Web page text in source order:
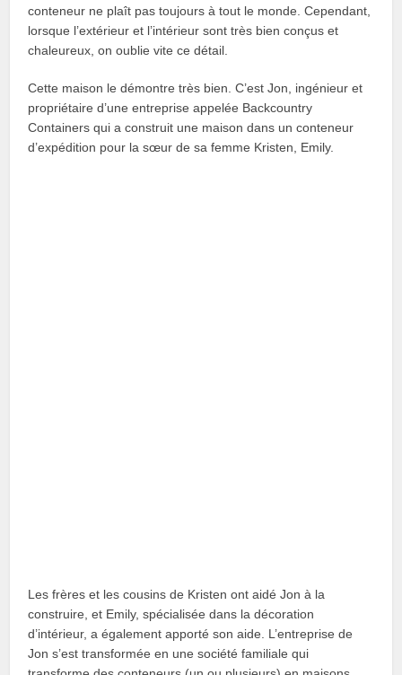
conteneur ne plaît pas toujours à tout le monde. Cependant,
lorsque l’extérieur et l’intérieur sont très bien conçus et
chaleureux, on oublie vite ce détail.
Cette maison le démontre très bien. C’est Jon, ingénieur et
propriétaire d’une entreprise appelée Backcountry
Containers qui a construit une maison dans un conteneur
d’expédition pour la sœur de sa femme Kristen, Emily.
Les frères et les cousins de Kristen ont aidé Jon à la
construire, et Emily, spécialisée dans la décoration
d’intérieur, a également apporté son aide. L’entreprise de
Jon s’est transformée en une société familiale qui